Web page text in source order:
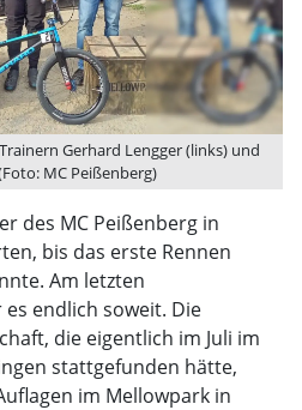
Gerhard Lengger (links) und
MC Peißenberg)
des MC Peißenberg in
bis das erste Rennen
Am letzten
endlich soweit. Die
die eigentlich im Juli im
stattgefunden hätte,
im Mellowpark in